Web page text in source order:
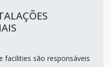
facilities são responsáveis